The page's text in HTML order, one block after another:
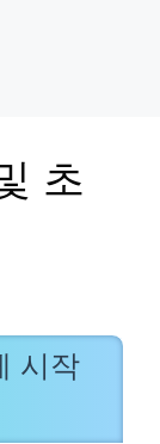
초
시작